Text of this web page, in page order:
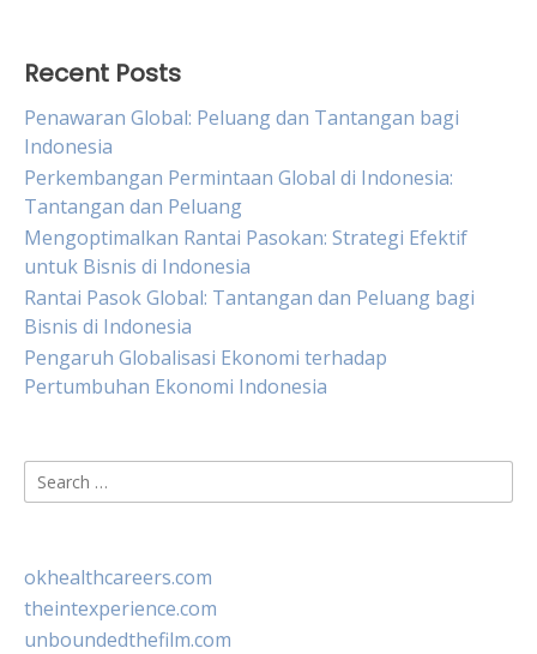
Recent Posts
Penawaran Global: Peluang dan Tantangan bagi
Indonesia
Perkembangan Permintaan Global di Indonesia:
Tantangan dan Peluang
Mengoptimalkan Rantai Pasokan: Strategi Efektif
untuk Bisnis di Indonesia
Rantai Pasok Global: Tantangan dan Peluang bagi
Bisnis di Indonesia
Pengaruh Globalisasi Ekonomi terhadap
Pertumbuhan Ekonomi Indonesia
Search
for:
okhealthcareers.com
theintexperience.com
unboundedthefilm.com